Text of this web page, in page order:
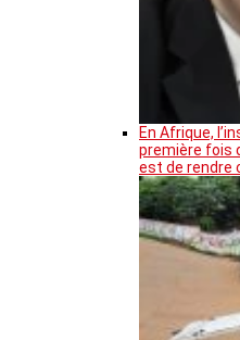
En Afrique,
première fois
est de rendre